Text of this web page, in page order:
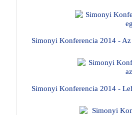
Simonyi Konferencia 2014 -
Simonyi Konferencia 2014 -